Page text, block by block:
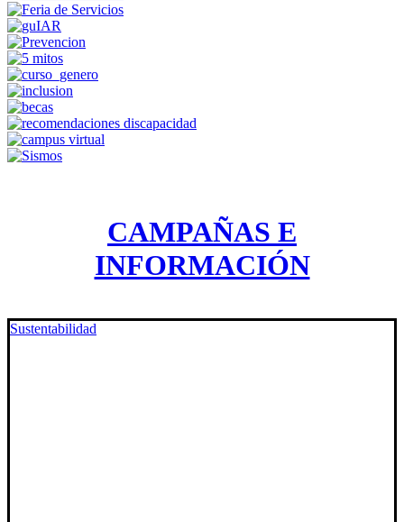
CAMPAÑAS E
INFORMACIÓN
Sustentabilidad